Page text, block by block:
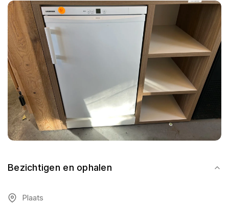
Bezichtigen en ophalen
Plaats